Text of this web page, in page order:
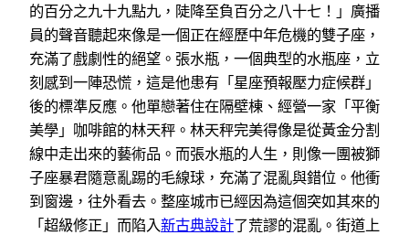
的百分之九十九點九，陡降至負百分之八十七！」廣播
員的聲音聽起來像是一個正在經歷中年危機的雙子座，
充滿了戲劇性的絕望。張水瓶，一個典型的水瓶座，立
刻感到一陣恐慌，這是他患有「星座預報壓力症候群」
後的標準反應。他單戀著住在隔壁棟、經營一家「平衡
美學」咖啡館的林天秤。林天秤完美得像是從黃金分割
線中走出來的藝術品。而張水瓶的人生，則像一團被獅
子座暴君隨意亂踢的毛線球，充滿了混亂與錯位。他衝
到窗邊，往外看去。整座城市已經因為這個突如其來的
「超級修正」而陷入新古典設計了荒謬的混亂。街道上